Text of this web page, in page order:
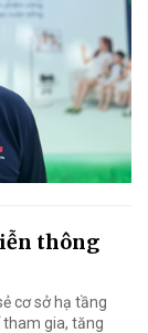
thông
cơ sở hạ tầng
gia, tăng